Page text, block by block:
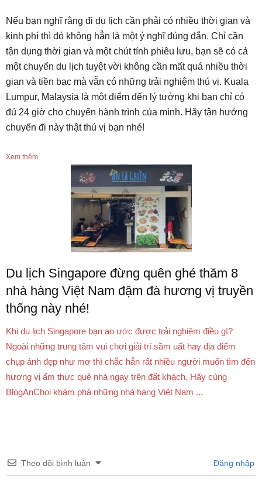
Nếu bạn nghĩ rằng đi du lịch cần phải có nhiều thời gian và
kinh phí thì đó không hẳn là một ý nghĩ đúng đắn. Chỉ cần
tận dụng thời gian và một chút tính phiêu lưu, bạn sẽ có cả
một chuyến du lịch tuyệt vời không cần mất quá nhiều thời
gian và tiền bạc mà vẫn có những trải nghiệm thú vị. Kuala
Lumpur, Malaysia là một điểm đến lý tưởng khi bạn chỉ có
đủ 24 giờ cho chuyến hành trình của mình. Hãy tận hưởng
chuyến đi này thật thú vị bạn nhé!
Xem thêm
Du lịch Singapore đừng quên ghé thăm 8
nhà hàng Việt Nam đậm đà hương vị truyền
thống này nhé!
Khi du lịch Singapore bạn ao ước được trải nghiệm điều gì?
Ngoài những trung tâm vui chơi giải trí sầm uất hay địa điểm
chụp ảnh đẹp như mơ thì chắc hẳn rất nhiều người muốn tìm đến
hương vị ẩm thực quê nhà ngay trên đất khách. Hãy cùng
BlogAnChoi khám phá những nhà hàng Việt Nam ...
Theo dõi bình luận Đăng nhập